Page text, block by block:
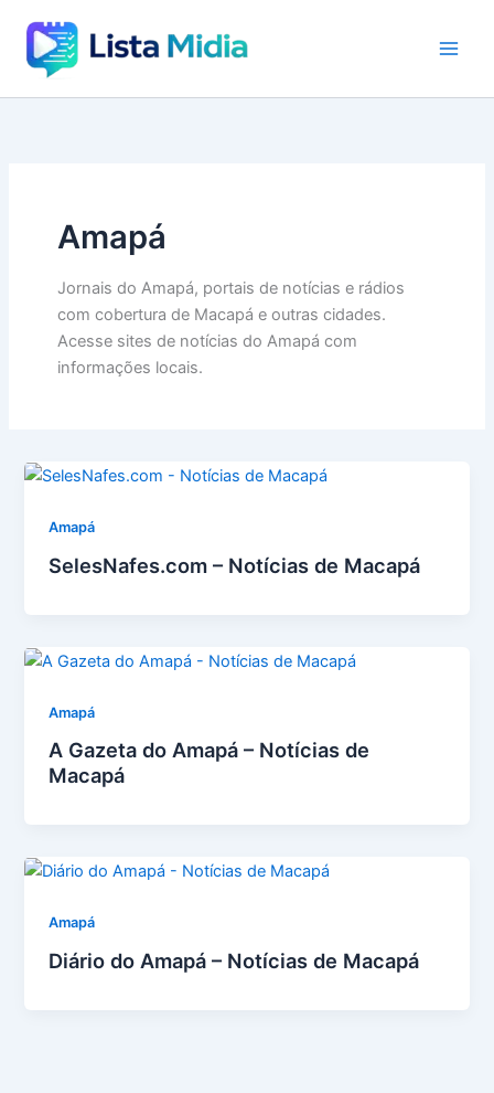
para
Amapá
Jornais do Amapá, portais de notícias e rádios
com cobertura de Macapá e outras cidades.
Acesse sites de notícias do Amapá com
informações locais.
Amapá
SelesNafes.com – Notícias de Macapá
Amapá
A Gazeta do Amapá – Notícias de
Macapá
Amapá
Diário do Amapá – Notícias de Macapá